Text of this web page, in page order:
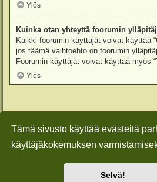
Tämä sivusto käyttää evästeitä
käyttäjäkokemuksen
Selvä!
Ylös
Kuinka otan yhteyttä foorumin
Kaikki foorumin käyttäjät voivat käyttää
jos täämä vaihtoehto on foorumin
Foorumin käyttäjät voivat käyttää myös
Ylös
Etusivu Viesti Ylläpidolle
Keskustelufoorumin ohjelmistophpBB® Forum